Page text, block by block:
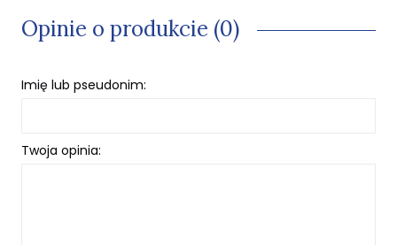
Opinie o produkcie (0)
Imię lub pseudonim:
Twoja opinia: